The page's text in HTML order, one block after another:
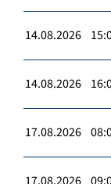
14.08.2026
14.08.2026
17.08.2026